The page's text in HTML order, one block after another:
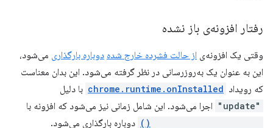
رفتار افزونه‌ی باز نشده
وقتی یک افزونه‌ی از حالت فشرده خارج شده دوباره بارگذاری می‌شود،
این به عنوان یک به‌روزرسانی در نظر گرفته می‌شود. این بدان معناست
که رویداد chrome.runtime.onInstalled با دلیل
"update" اجرا می‌شود. این شامل زمانی نیز می‌شود که افزونه با
دوباره بارگذاری می‌شود.